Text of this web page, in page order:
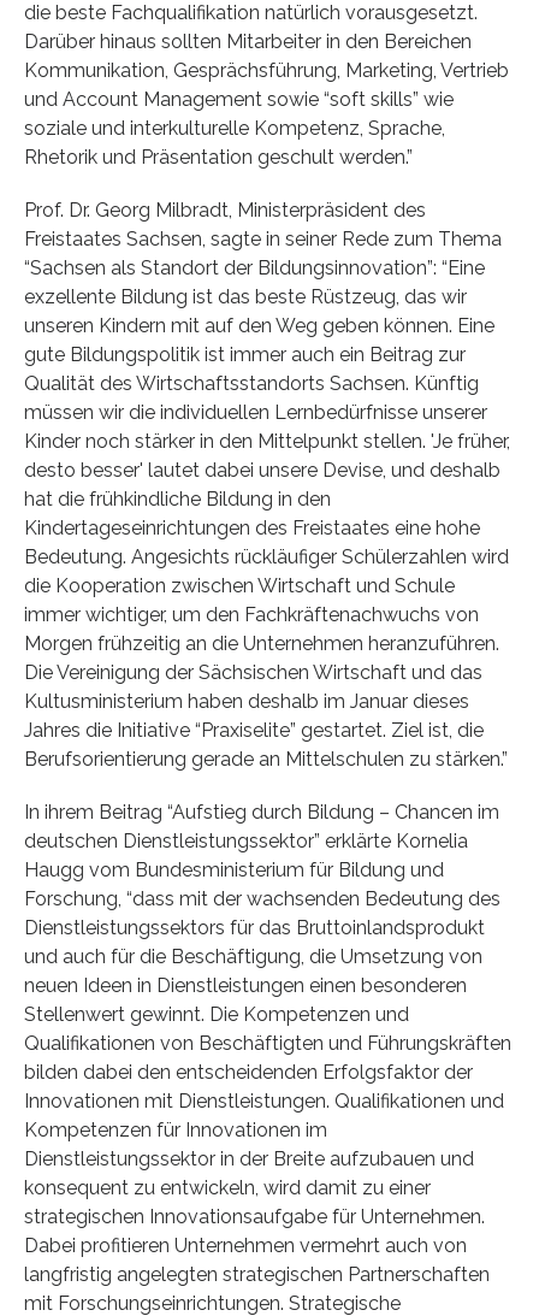
die beste Fachqualifikation natürlich vorausgesetzt.
Darüber hinaus sollten Mitarbeiter in den Bereichen
Kommunikation, Gesprächsführung, Marketing, Vertrieb
und Account Management sowie “soft skills” wie
soziale und interkulturelle Kompetenz, Sprache,
Rhetorik und Präsentation geschult werden.”
Prof. Dr. Georg Milbradt, Ministerpräsident des
Freistaates Sachsen, sagte in seiner Rede zum Thema
“Sachsen als Standort der Bildungsinnovation”: “Eine
exzellente Bildung ist das beste Rüstzeug, das wir
unseren Kindern mit auf den Weg geben können. Eine
gute Bildungspolitik ist immer auch ein Beitrag zur
Qualität des Wirtschaftsstandorts Sachsen. Künftig
müssen wir die individuellen Lernbedürfnisse unserer
Kinder noch stärker in den Mittelpunkt stellen. 'Je früher,
desto besser' lautet dabei unsere Devise, und deshalb
hat die frühkindliche Bildung in den
Kindertageseinrichtungen des Freistaates eine hohe
Bedeutung. Angesichts rückläufiger Schülerzahlen wird
die Kooperation zwischen Wirtschaft und Schule
immer wichtiger, um den Fachkräftenachwuchs von
Morgen frühzeitig an die Unternehmen heranzuführen.
Die Vereinigung der Sächsischen Wirtschaft und das
Kultusministerium haben deshalb im Januar dieses
Jahres die Initiative “Praxiselite” gestartet. Ziel ist, die
Berufsorientierung gerade an Mittelschulen zu stärken.”
In ihrem Beitrag “Aufstieg durch Bildung – Chancen im
deutschen Dienstleistungssektor” erklärte Kornelia
Haugg vom Bundesministerium für Bildung und
Forschung, “dass mit der wachsenden Bedeutung des
Dienstleistungssektors für das Bruttoinlandsprodukt
und auch für die Beschäftigung, die Umsetzung von
neuen Ideen in Dienstleistungen einen besonderen
Stellenwert gewinnt. Die Kompetenzen und
Qualifikationen von Beschäftigten und Führungskräften
bilden dabei den entscheidenden Erfolgsfaktor der
Innovationen mit Dienstleistungen. Qualifikationen und
Kompetenzen für Innovationen im
Dienstleistungssektor in der Breite aufzubauen und
konsequent zu entwickeln, wird damit zu einer
strategischen Innovationsaufgabe für Unternehmen.
Dabei profitieren Unternehmen vermehrt auch von
langfristig angelegten strategischen Partnerschaften
mit Forschungseinrichtungen. Strategische